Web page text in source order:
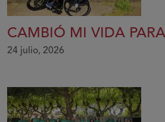
CAMBIÓ MI VIDA
24 julio, 2026